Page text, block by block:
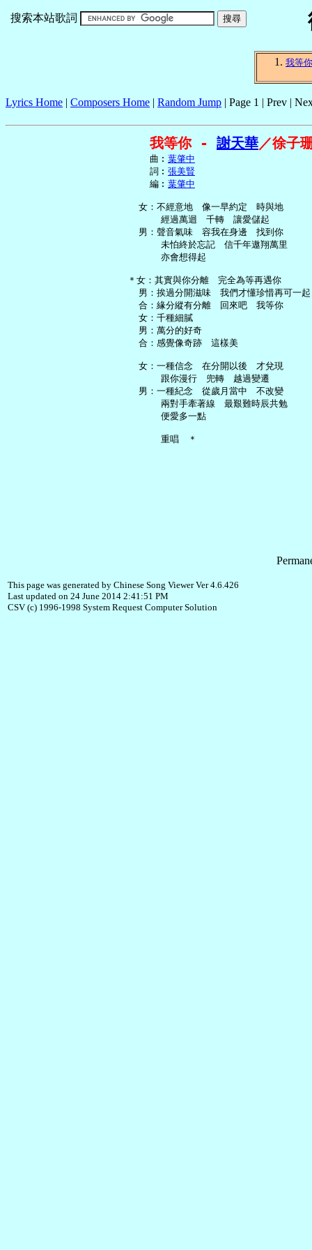
搜索本站歌詞
我等你
Lyrics Home | Composers Home | Random Jump | Page 1 | Prev |
我等你 - 謝天華／徐子
     曲︰
葉肇中
     詞︰
張美賢
     編︰
葉肇中
   女：不經意地　像一早約定　時與地
       經過萬迴　千轉　讓愛儲起
   男：聲音氣味　容我在身邊　找到你
       未怕終於忘記　信千年遨翔萬里
       亦會想得起
＊女：其實與你分離　完全為等再遇你
   男：挨過分開滋味　我們才懂珍惜再可一起
   合：緣分縱有分離　回來吧　我等你
   女：千種細膩
   男：萬分的好奇
   合：感覺像奇跡　這樣美
   女：一種信念　在分開以後　才兌現
       跟你漫行　兜轉　越過變遷
   男：一種紀念　從歲月當中　不改變
       兩對手牽著線　最艱難時辰共勉
       便愛多一點
This page was generated by Chinese Song Viewer Ver 4.6.426
Last updated on 24 June 2014 2:41:51 PM
CSV (c) 1996-1998 System Request Computer Solution